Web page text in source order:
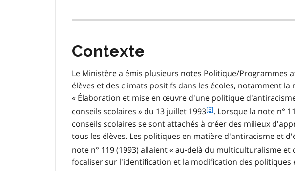
Contexte
Le Ministère a émis plusieurs notes Politique/Programmes
élèves et des climats positifs dans les écoles, notamment
« Élaboration et mise en œuvre d'une politique
conseils scolaires » du 13 juillet 1993f
o
t
n
o
[3]. Lorsque la note n°
conseils scolaires se sont attachés à créer des milieux
tous les élèves. Les politiques en matière d'antiracisme et
note n° 119 (1993) allaient « au-delà du multiculturalisme
focaliser sur l'identification et la modification des